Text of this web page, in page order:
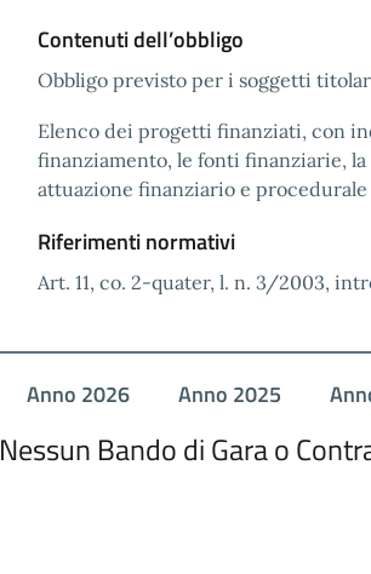
Contenuti dell’obbligo
Obbligo previsto per i soggetti
Elenco dei progetti finanziati, con
finanziamento, le fonti finanziarie,
attuazione finanziario e procedurale
Riferimenti normativi
Art. 11, co. 2-quater, l. n. 3/2003,
Anno 2026 Anno 2025
Nessun Bando di Gara o